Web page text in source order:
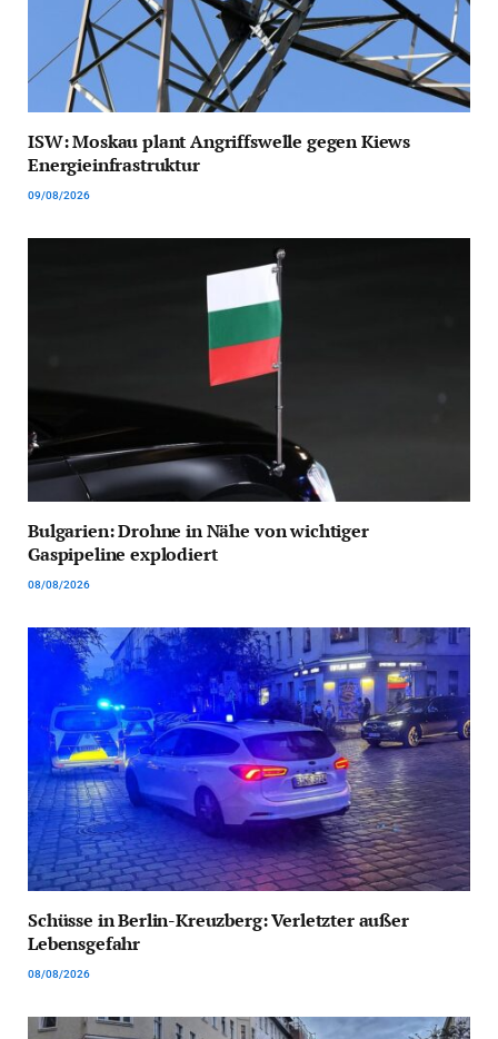
ISW: Moskau plant Angriffswelle gegen Kiews
Energieinfrastruktur
09/08/2026
Bulgarien: Drohne in Nähe von wichtiger
Gaspipeline explodiert
08/08/2026
Schüsse in Berlin-Kreuzberg: Verletzter außer
Lebensgefahr
08/08/2026